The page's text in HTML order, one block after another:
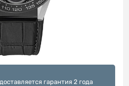
гарантия 2 года